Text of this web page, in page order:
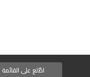
اطّلع على القائمة